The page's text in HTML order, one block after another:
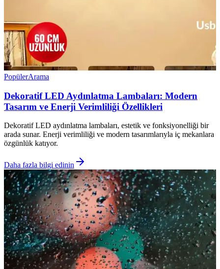
PopülerArama
Dekoratif LED Aydınlatma Lambaları: Modern
Tasarım ve Enerji Verimliliği Özellikleri
Dekoratif LED aydınlatma lambaları, estetik ve fonksiyonelliği bir
arada sunar. Enerji verimliliği ve modern tasarımlarıyla iç mekanlara
özgünlük katıyor.
Daha fazla bilgi edinin